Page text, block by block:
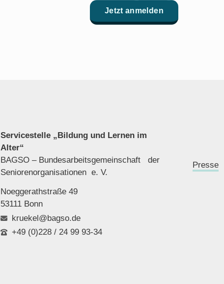
Jetzt anmelden
Servicestelle „Bildung und Lernen im
Alter“
BAGSO – Bundesarbeitsgemeinschaft der
Seniorenorganisationen e. V.
Noeggerathstraße 49
53111 Bonn
kruekel@bagso.de
+49 (0)228 / 24 99 93-34
Presse